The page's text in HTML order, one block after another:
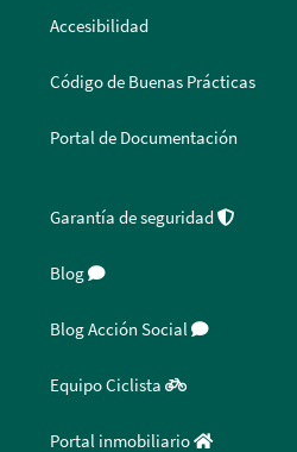
Accesibilidad
Código de Buenas Prácticas
Portal de Documentación
Garantía de seguridad
Blog
Blog Acción Social
Equipo Ciclista
Portal inmobiliario